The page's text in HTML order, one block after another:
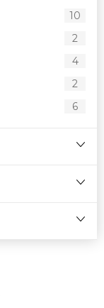
10
2
4
2
6